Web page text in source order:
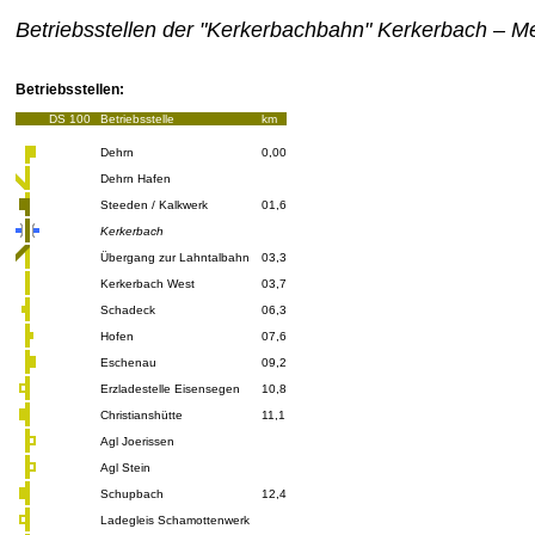
Betriebsstellen der "Kerkerbachbahn" Kerkerbach –
Betriebsstellen:
DS 100 Betriebsstelle km
Dehrn
0,00
Dehrn Hafen
Steeden / Kalkwerk
01,6
Kerkerbach
Übergang zur Lahntalbahn
03,3
Kerkerbach West
03,7
Schadeck
06,3
Hofen
07,6
Eschenau
09,2
Erzladestelle Eisensegen
10,8
Christianshütte
11,1
Agl Joerissen
Agl Stein
Schupbach
12,4
Ladegleis Schamottenwerk